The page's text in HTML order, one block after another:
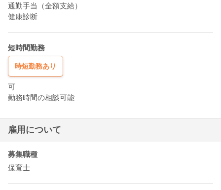
通勤手当（全額支給）
健康診断
短時間勤務
時短勤務あり
可
勤務時間の相談可能
雇用について
募集職種
保育士